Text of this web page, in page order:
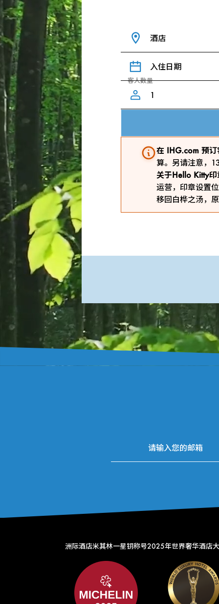
酒店
入住日期
客人数量
在 IHG.com 预订
算。另请注意，
关于Hello Kitty
运营，印章设置
移回白桦之汤，
洲际酒店米其林一星钥称号2025年世界奢华酒店